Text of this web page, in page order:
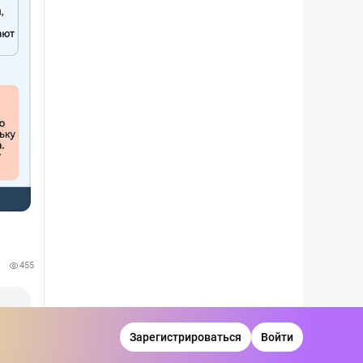
455
Зарегистрироваться Войти